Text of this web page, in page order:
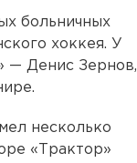
больничных
хоккея. У
— Денис Зернов,
несколько
«Трактор»